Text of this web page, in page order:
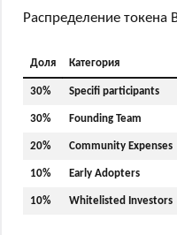
Распределение
Доля Категория
30% Specifi participants
30% Founding Team
20% Community Expenses
10% Early Adopters
10% Whitelisted Investors